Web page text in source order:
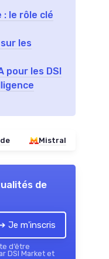
le rôle clé
les
pour les DSI
Mistral
de
Je m'inscris
d’être
DSI Market et